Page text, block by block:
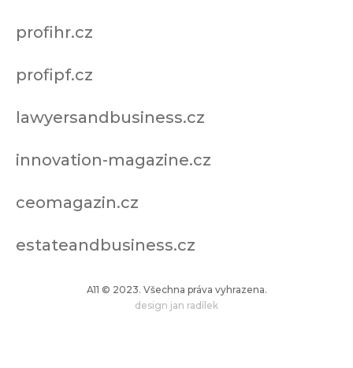
profihr.cz
profipf.cz
lawyersandbusiness.cz
innovation-magazine.cz
ceomagazin.cz
estateandbusiness.cz
A11 © 2023. Všechna práva vyhrazena.
design jan radílek